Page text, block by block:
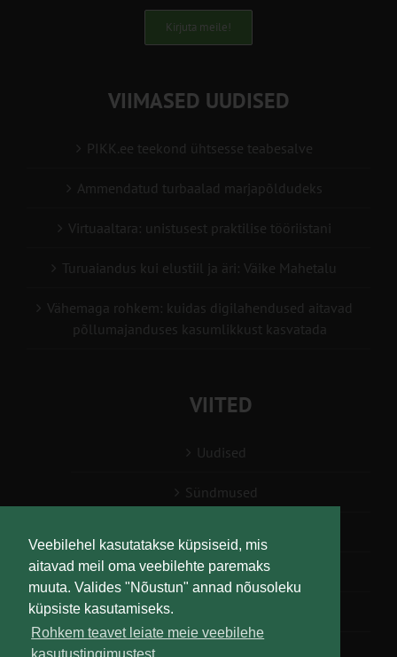
Veebilehel kasutatakse küpsiseid, mis
aitavad meil oma veebilehte paremaks
muuta. Valides "Nõustun" annad nõusoleku
küpsiste kasutamiseks.
Rohkem teavet leiate meie veebilehe
Kirjuta meile!
VIIMASED UUDISED
PIKK.ee teekond ühtsesse teabesalve
Ammendatud turbaalad marjapõldudeks
Virtuaaltara: unistusest praktilise tööriistani
Turuaiandus kui elustiil ja äri: Väike Mahetalu
Vähemaga rohkem: kuidas digilahendused aitavad
põllumajanduses kasumlikkust kasvatada
VIITED
Uudised
Sündmused
Teabesalv
Liitu uudiskirjaga